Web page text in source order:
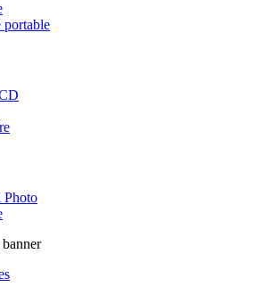
portable
Photo